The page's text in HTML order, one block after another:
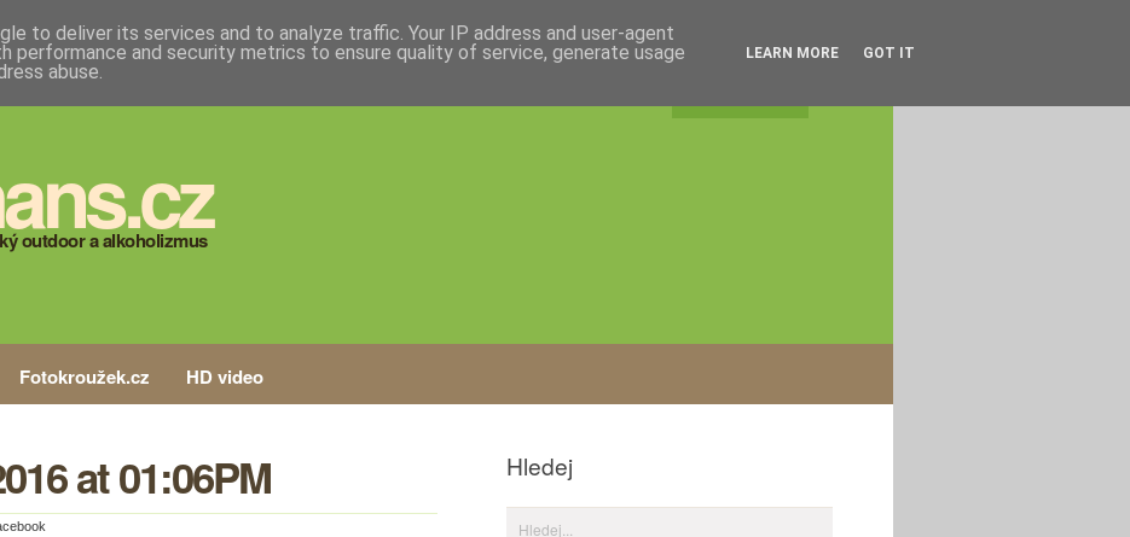
outdoor a alkoholizmus
Fotokroužek.cz HD video
at 01:06PM Hledej
to deliver its services and to analyze traffic. Your IP address and user-agent
performance and security metrics to ensure quality of service, generate usage
abuse.
LEARN MORE GOT IT